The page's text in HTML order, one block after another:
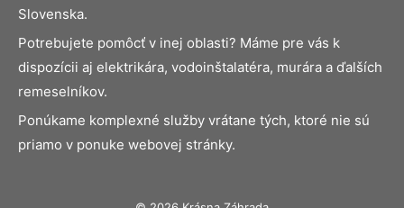
Slovenska.
Potrebujete pomôcť v inej oblasti? Máme pre vás k
dispozícii aj elektrikára, vodoinštalatéra, murára a ďalších
remeselníkov.
Ponúkame komplexné služby vrátane tých, ktoré nie sú
priamo v ponuke webovej stránky.